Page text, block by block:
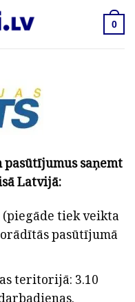
0
saņemt
Latvijā:
(piegāde tiek veikta
pasūtījumā
teritorijā: 3.10